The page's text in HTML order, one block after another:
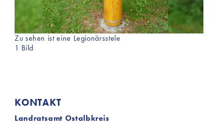
Anwendung kommen, finden Sie unter dem Reiter
„Details“ und in unserer Datenschutzerklärung ».
Zu sehen ist eine Legionärsstele
1 Bild
KONTAKT
Landratsamt Ostalbkreis